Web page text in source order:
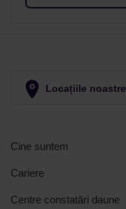
Locațiile noastre
Cine suntem
Cariere
Centre constatări daune